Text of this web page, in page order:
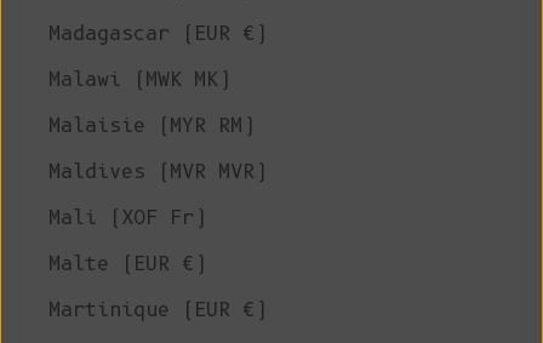
Madagascar (EUR €)
Malawi (MWK MK)
Malaisie (MYR RM)
Maldives (MVR MVR)
Mali (XOF Fr)
Malte (EUR €)
Martinique (EUR €)